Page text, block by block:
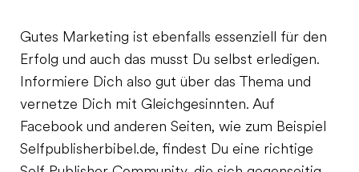
Gutes Marketing ist ebenfalls essenziell für den
Erfolg und auch das musst Du selbst erledigen.
Informiere Dich also gut über das Thema und
vernetze Dich mit Gleichgesinnten. Auf
Facebook und anderen Seiten, wie zum Beispiel
Selfpublisherbibel.de, findest Du eine richtige